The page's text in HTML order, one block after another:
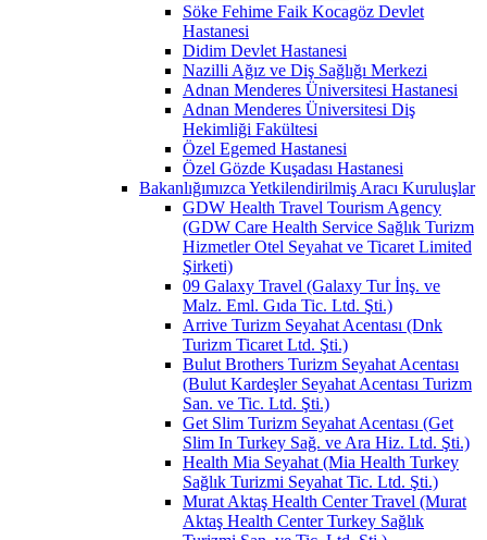
Söke Fehime Faik Kocagöz Devlet
Hastanesi
Didim Devlet Hastanesi
Nazilli Ağız ve Diş Sağlığı Merkezi
Adnan Menderes Üniversitesi Hastanesi
Adnan Menderes Üniversitesi Diş
Hekimliği Fakültesi
Özel Egemed Hastanesi
Özel Gözde Kuşadası Hastanesi
Bakanlığımızca Yetkilendirilmiş Aracı Kuruluşlar
GDW Health Travel Tourism Agency
(GDW Care Health Service Sağlık Turizm
Hizmetler Otel Seyahat ve Ticaret Limited
Şirketi)
09 Galaxy Travel (Galaxy Tur İnş. ve
Malz. Eml. Gıda Tic. Ltd. Şti.)
Arrive Turizm Seyahat Acentası (Dnk
Turizm Ticaret Ltd. Şti.)
Bulut Brothers Turizm Seyahat Acentası
(Bulut Kardeşler Seyahat Acentası Turizm
San. ve Tic. Ltd. Şti.)
Get Slim Turizm Seyahat Acentası (Get
Slim In Turkey Sağ. ve Ara Hiz. Ltd. Şti.)
Health Mia Seyahat (Mia Health Turkey
Sağlık Turizmi Seyahat Tic. Ltd. Şti.)
Murat Aktaş Health Center Travel (Murat
Aktaş Health Center Turkey Sağlık